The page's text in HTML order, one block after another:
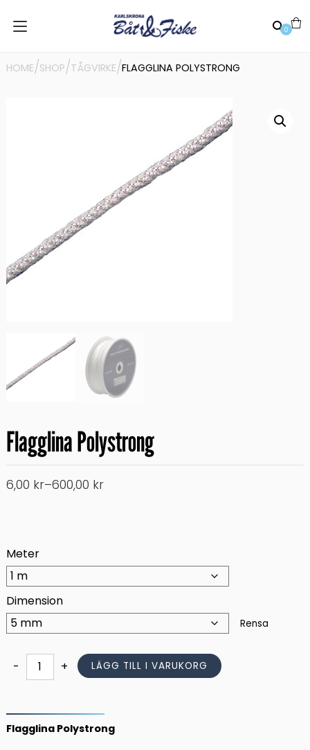
0
HOME/SHOP/TÅGVIRKE/FLAGGLINA POLYSTRONG
Flagglina Polystrong
6,00 kr–600,00 kr
Price
range:
Meter
Dimension
Rensa
-
Flagglina
Polystrong
+ LÄGG TILL I VARUKORG
Flagglina Polystrong